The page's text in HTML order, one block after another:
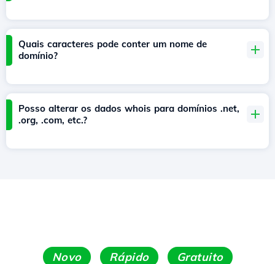
Quais caracteres pode conter um nome de
domínio?
Posso alterar os dados whois para domínios .net,
.org, .com, etc.?
Novo Rápido Gratuito